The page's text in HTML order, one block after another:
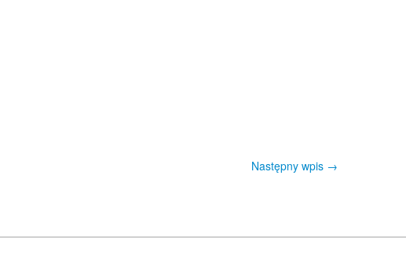
Następny wpis →